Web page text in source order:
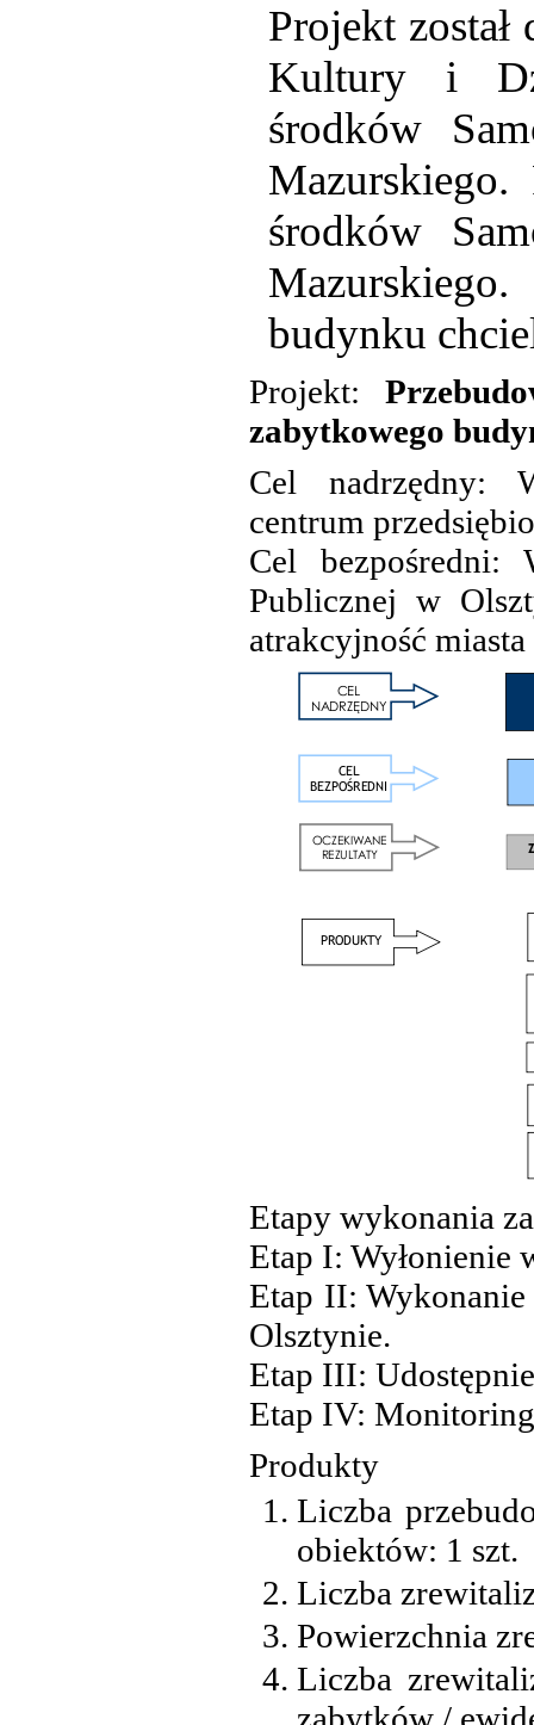
Projekt
Kultury i
środków
Mazurskiego.
środków
budynku
Projekt:
zabytkowego
Cel nadrzędny:
centrum
Cel bezpośredni:
Publicznej w
atrakcyjność
Etapy wykonania
Etap I: Wyłonienie
Etap II:
Olsztynie.
Etap III:
Etap IV:
Produkty
Liczba
obiektów: 1 szt.
Liczba
Powierzchnia
Liczba